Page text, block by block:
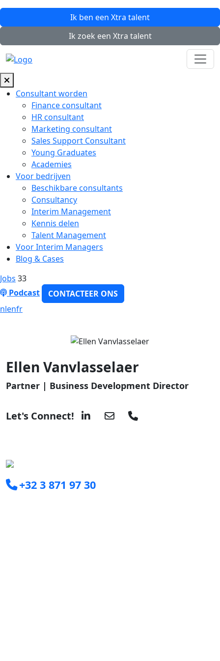
Ik ben een Xtra talent
Ik zoek een Xtra talent
Consultant worden
Finance consultant
HR consultant
Marketing consultant
Sales Support Consultant
Young Graduates
Academies
Voor bedrijven
Beschikbare consultants
Consultancy
Interim Management
Kennis delen
Talent Management
Voor Interim Managers
Blog & Cases
Jobs 33
Podcast
CONTACTEER ONS
nlenfr
Ellen Vanvlasselaer
Partner | Business Development Director
Let's Connect!
+32 3 871 97 30